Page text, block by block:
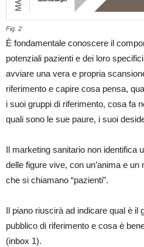
Fig. 2
È fondamentale conoscere il
potenziali pazienti e dei loro
avviare una vera e propria
riferimento e capire cosa pensa,
i suoi gruppi di riferimento, cosa fa
quali sono le sue paure, i suoi
Il marketing sanitario non identifica
delle figure vive, con un’anima e
che si chiamano “pazienti”.
Il piano riuscirà ad indicare qual è il
pubblico di riferimento e cosa è
(inbox 1).